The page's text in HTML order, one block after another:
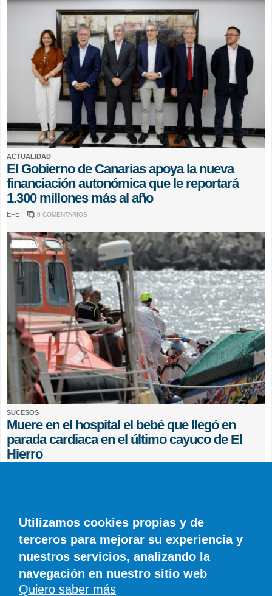
ACTUALIDAD
El Gobierno de Canarias apoya la nueva
financiación autonómica que le reportará
1.300 millones más al año
EFE 0 COMENTARIOS
SUCESOS
Muere en el hospital el bebé que llegó en
parada cardiaca en el último cayuco de El
Hierro
© SIROCO INFORMACIÓN SL | Tel. 828 081 655 | Móvil y WhatsApp 606 845
Utilizamos cookies propias y de
terceros para mejorar su experiencia y
nuestros servicios, analizando la
navegación en nuestro sitio web
Quiero saber más